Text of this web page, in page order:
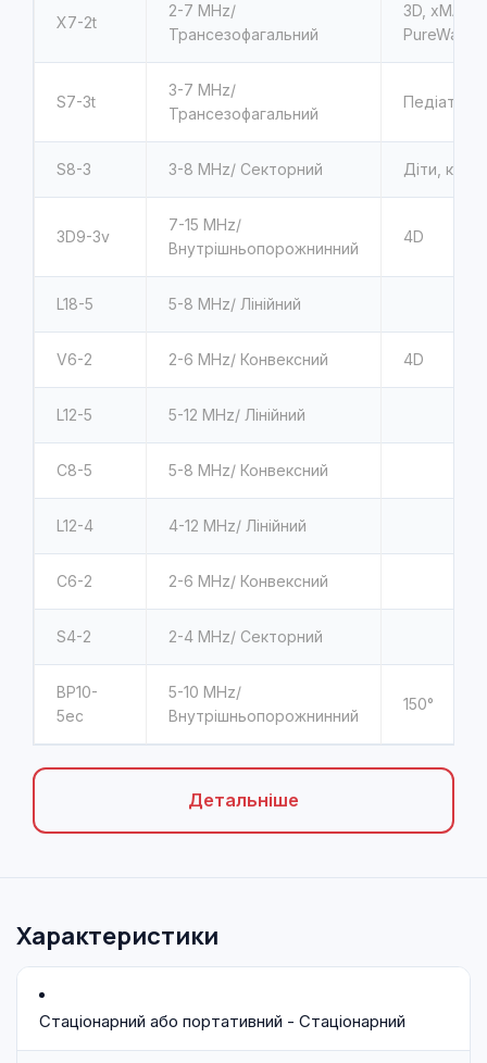
X7-2t
2-7 MHz/
Трансезофагальний
3D,
PureWave
S7-3t
3-7 MHz/
Трансезофагальний
S8-3 3-8 MHz/ Секторний Діти,
3D9-3v
7-15 MHz/
Внутрішньопорожнинний
4D
L18-5 5-8 MHz/ Лінійний
V6-2 2-6 MHz/ Конвексний 4D
L12-5 5-12 MHz/ Лінійний
C8-5 5-8 MHz/ Конвексний
L12-4 4-12 MHz/ Лінійний
C6-2 2-6 MHz/ Конвексний
S4-2 2-4 MHz/ Секторний
BP10-
5ec
5-10 MHz/
Внутрішньопорожнинний
150°
Детальніше
Характеристики
Стаціонарний або портативний - Стаціонарний